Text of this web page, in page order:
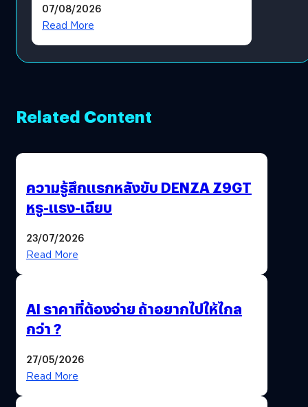
โดยตรง
07/08/2026
Read More
Related Content
ความรู้สึกแรกหลังขับ DENZA Z9GT
หรู-แรง-เฉียบ
23/07/2026
Read More
AI ราคาที่ต้องจ่าย ถ้าอยากไปให้ไกล
กว่า ?
27/05/2026
Read More